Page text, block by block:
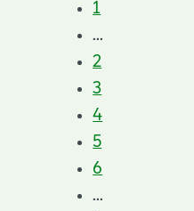
1
...
2
3
4
5
6
...